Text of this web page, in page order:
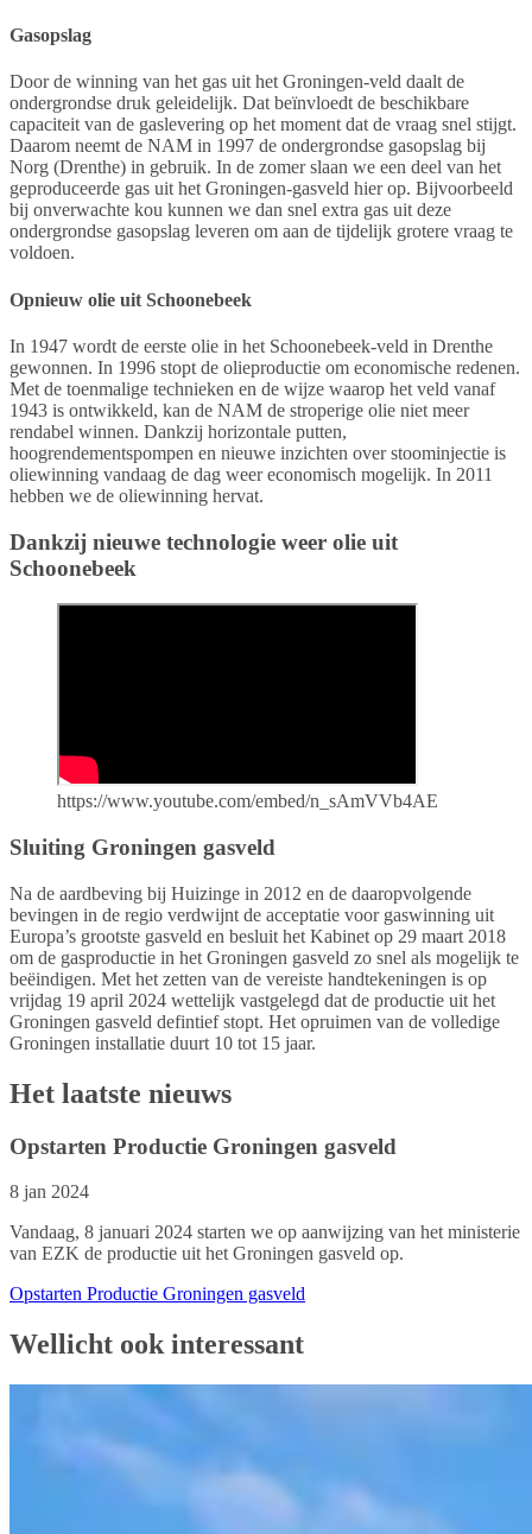
Gasopslag
Door de winning van het gas uit het Groningen-veld daalt de
ondergrondse druk geleidelijk. Dat beïnvloedt de beschikbare
capaciteit van de gaslevering op het moment dat de vraag snel stijgt.
Daarom neemt de NAM in 1997 de ondergrondse gasopslag bij
Norg (Drenthe) in gebruik. In de zomer slaan we een deel van het
geproduceerde gas uit het Groningen-gasveld hier op. Bijvoorbeeld
bij onverwachte kou kunnen we dan snel extra gas uit deze
ondergrondse gasopslag leveren om aan de tijdelijk grotere vraag te
voldoen.
Opnieuw olie uit Schoonebeek
In 1947 wordt de eerste olie in het Schoonebeek-veld in Drenthe
gewonnen. In 1996 stopt de olieproductie om economische redenen.
Met de toenmalige technieken en de wijze waarop het veld vanaf
1943 is ontwikkeld, kan de NAM de stroperige olie niet meer
rendabel winnen. Dankzij horizontale putten,
hoogrendementspompen en nieuwe inzichten over stoominjectie is
oliewinning vandaag de dag weer economisch mogelijk. In 2011
hebben we de oliewinning hervat.
Dankzij nieuwe technologie weer olie uit
Schoonebeek
https://www.youtube.com/embed/n_sAmVVb4AE
Sluiting Groningen gasveld
Na de aardbeving bij Huizinge in 2012 en de daaropvolgende
bevingen in de regio verdwijnt de acceptatie voor gaswinning uit
Europa’s grootste gasveld en besluit het Kabinet op 29 maart 2018
om de gasproductie in het Groningen gasveld zo snel als mogelijk te
beëindigen. Met het zetten van de vereiste handtekeningen is op
vrijdag 19 april 2024 wettelijk vastgelegd dat de productie uit het
Groningen gasveld defintief stopt. Het opruimen van de volledige
Groningen installatie duurt 10 tot 15 jaar.
Het laatste nieuws
Opstarten Productie Groningen gasveld
8 jan 2024
Vandaag, 8 januari 2024 starten we op aanwijzing van het ministerie
van EZK de productie uit het Groningen gasveld op.
Opstarten Productie Groningen gasveld
Wellicht ook interessant